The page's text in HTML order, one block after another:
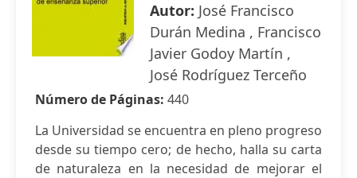
Autor: José Francisco
Durán Medina , Francisco
Javier Godoy Martín ,
José Rodríguez Terceño
Número de Páginas: 440
La Universidad se encuentra en pleno progreso
desde su tiempo cero; de hecho, halla su carta
de naturaleza en la necesidad de mejorar el